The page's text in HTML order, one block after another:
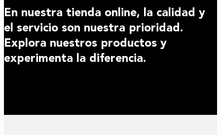
En nuestra tienda online, la calidad y
el servicio son nuestra prioridad.
Explora nuestros productos y
experimenta la diferencia.